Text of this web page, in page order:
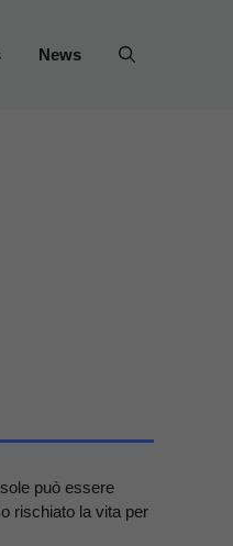
News
può essere
rischiato la vita per